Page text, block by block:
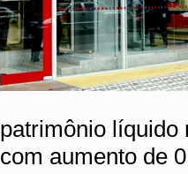
patrimônio líquido
com aumento de